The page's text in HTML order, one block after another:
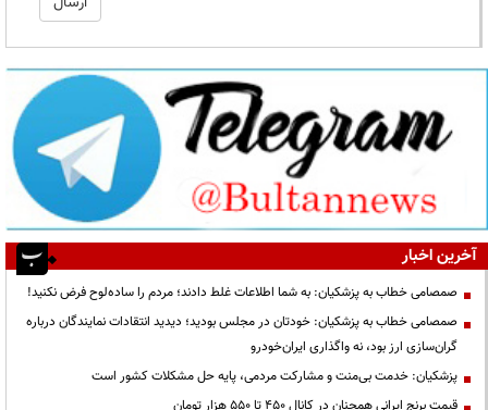
آخرین اخبار
صمصامی خطاب به پزشکیان: به شما اطلاعات غلط دادند؛ مردم را ساده‌لوح فرض نکنید!
صمصامی خطاب به پزشکیان: خودتان در مجلس بودید؛ دیدید انتقادات نمایندگان درباره
گران‌سازی ارز بود، نه واگذاری ایران‌خودرو
پزشکیان: خدمت بی‌منت و مشارکت مردمی، پایه حل مشکلات کشور است
قیمت‌ برنج ایرانی همچنان در کانال ۴۵۰ تا ۵۵۰ هزار تومان